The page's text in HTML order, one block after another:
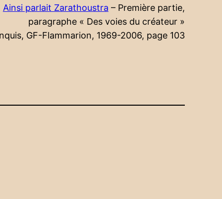
Ainsi parlait Zarathoustra – Première partie,
paragraphe « Des voies du créateur »
GF-Flammarion, 1969-2006, page 103